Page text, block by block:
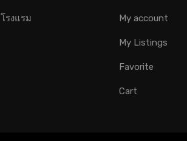
โรงแรม My account
My Listings
Favorite
Cart